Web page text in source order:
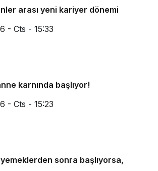
arası yeni kariyer dönemi
- Cts - 15:33
karnında başlıyor!
- Cts - 15:23
sonra başlıyorsa,